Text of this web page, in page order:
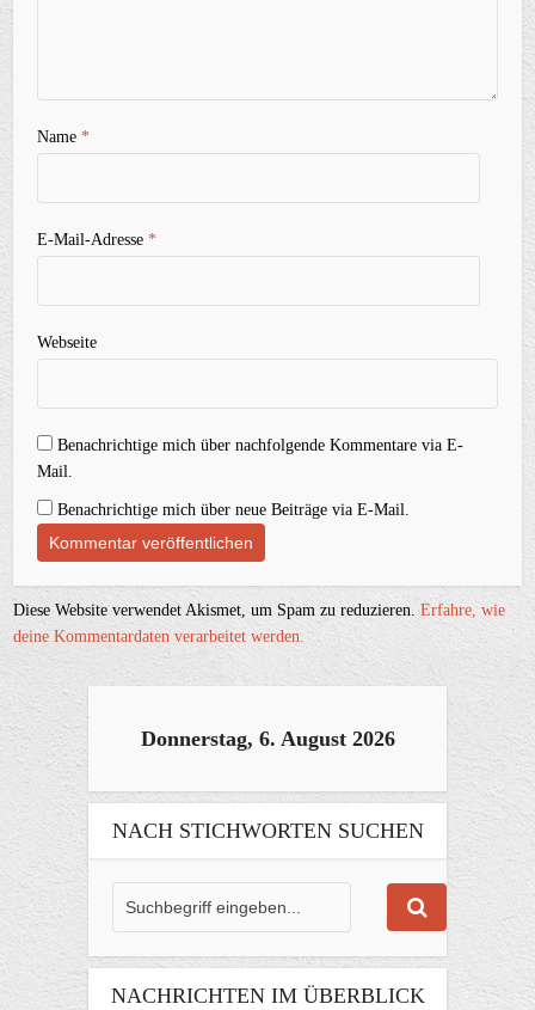
Name*
E-Mail-Adresse*
Webseite
Benachrichtige mich über nachfolgende Kommentare via E-
Mail.
Benachrichtige mich über neue Beiträge via E-Mail.
Diese Website verwendet Akismet, um Spam zu reduzieren.Erfahre, wie
deine Kommentardaten verarbeitet werden.
Donnerstag, 6. August 2026
NACH STICHWORTEN SUCHEN
NACHRICHTEN IM ÜBERBLICK